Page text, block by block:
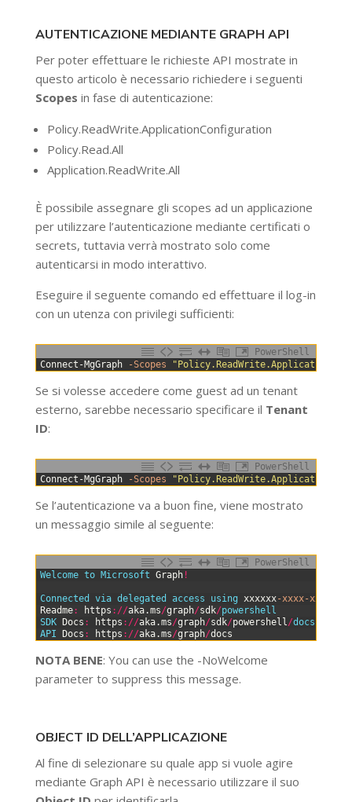
AUTENTICAZIONE MEDIANTE GRAPH API
Per poter effettuare le richieste API mostrate in
questo articolo è necessario richiedere i seguenti
Scopes in fase di autenticazione:
Policy.ReadWrite.ApplicationConfiguration
Policy.Read.All
Application.ReadWrite.All
È possibile assegnare gli scopes ad un applicazione
per utilizzare l’autenticazione mediante certificati o
secrets, tuttavia verrà mostrato solo come
autenticarsi in modo interattivo.
Eseguire il seguente comando ed effettuare il log-in
con un utenza con privilegi sufficienti:
PowerShell
Connect-MgGraph -Scopes
Se si volesse accedere come guest ad un tenant
esterno, sarebbe necessario specificare il Tenant
ID:
PowerShell
Connect-MgGraph -Scopes
Se l’autenticazione va a buon fine, viene mostrato
un messaggio simile al seguente:
PowerShell
Welcome to Microsoft Graph!
Connected via delegated access using xxxxxx-xxxx-xxxx
Readme: https : //aka.ms/graph/sdk/powershell
SDK
Docs : https : //aka.ms/graph/sdk/powershell/docs
API
Docs : https : //aka.ms/graph/docs
NOTA BENE: You can use the -NoWelcome
parameter to suppress this message.
OBJECT ID DELL’APPLICAZIONE
Al fine di selezionare su quale app si vuole agire
mediante Graph API è necessario utilizzare il suo